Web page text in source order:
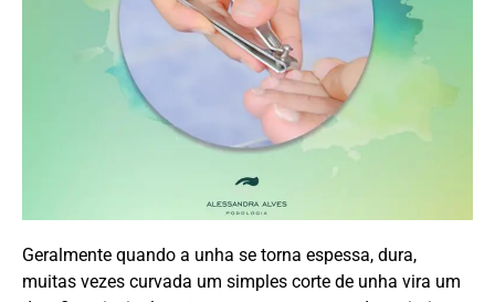
Geralmente quando a unha se torna espessa, dura,
muitas vezes curvada um simples corte de unha vira um